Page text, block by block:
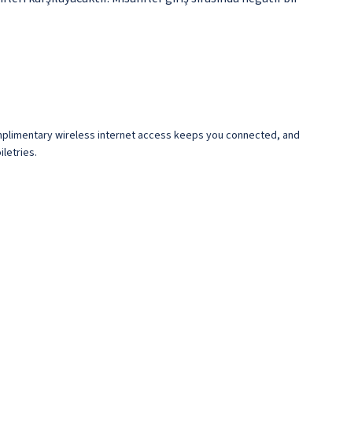
wireless internet access keeps you connected, and